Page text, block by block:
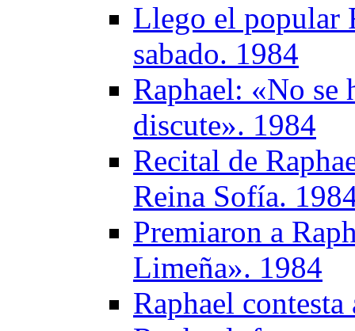
Llego el popular
sabado. 1984
Raphael: «No se
discute». 1984
Recital de
Reina Sofía.
Premiaron a
Limeña». 1984
Raphael